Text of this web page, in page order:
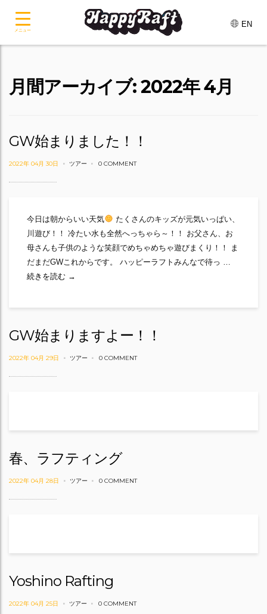
EN
月間アーカイブ: 2022年 4月
GW始まりました！！
2022年 04月 30日 ツアー 0 COMMENT
今日は朝からいい天気
たくさんのキッズが元気いっぱい、
川遊び！！ 冷たい水も全然へっちゃら～！！ お父さん、お
母さんも子供のような笑顔でめちゃめちゃ遊びまくり！！ ま
だまだGWこれからです。 ハッピーラフトみんなで待っ …
続きを読む GW始まりました！！
→
GW始まりますよー！！
2022年 04月 29日 ツアー 0 COMMENT
春、ラフティング
2022年 04月 28日 ツアー 0 COMMENT
Yoshino Rafting
2022年 04月 25日 ツアー 0 COMMENT
メニュー